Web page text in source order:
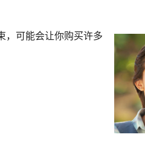
，可能会让你购买许多